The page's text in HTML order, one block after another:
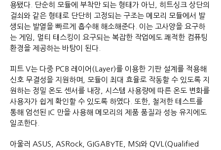
용됐다. 단순히 모듈에 부착만 되는 형태가 아닌, 히트싱크 상단의
걸쇠와 같은 형태로 단단히 고정되는 구조는 메모리 모듈에서 발
생되는 발열을 빠르게 흡수해 해소해준다. 이는 고사양을 요구하
는 게임, 멀티 태스킹이 요구되는 복잡한 작업에도 쾌적한 컴퓨팅
환경을 제공하는 바탕이 된다.
피트 V는 다중 PCB 레이어(Layer)를 이용한 기판 설계를 적용해
신호 무결성을 지원하며, 모듈이 최대 효율로 작동할 수 있도록 지
원하는 정밀 온도 센서를 내장, 시스템 사용량에 따른 온도 변화를
사용자가 쉽게 확인할 수 있도록 하였다. 또한, 철저한 테스트를
통해 엄선된 IC 만을 사용해 메모리의 제품 품질과 성능 유지에도
일조한다.
아울러 ASUS, ASRock, GIGABYTE, MSI와 QVL(Qualified